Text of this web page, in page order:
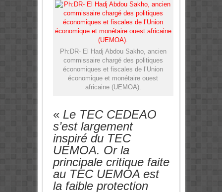
Ph:DR- El Hadj Abdou Sakho, ancien
commissaire chargé des politiques
économiques et fiscales de l’Union
économique et monétaire ouest
africaine (UEMOA).
« Le TEC CEDEAO
s’est largement
inspiré du TEC
UEMOA. Or la
principale critique faite
au TEC UEMOA est
la faible protection